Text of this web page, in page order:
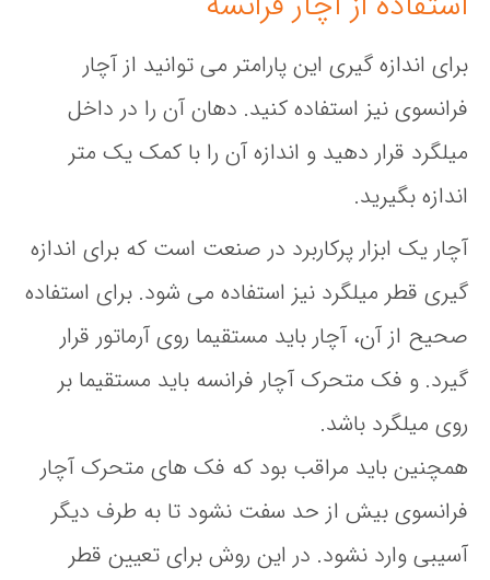
برای اندازه گیری این پارامتر می توانید از آچار
فرانسوی نیز استفاده کنید. دهان آن را در داخل
میلگرد قرار دهید و اندازه آن را با کمک یک متر
اندازه بگیرید.
آچار یک ابزار پرکاربرد در صنعت است که برای اندازه
گیری قطر میلگرد نیز استفاده می شود. برای استفاده
صحیح از آن، آچار باید مستقیما روی آرماتور قرار
گیرد. و فک متحرک آچار فرانسه باید مستقیما بر
روی میلگرد باشد.
همچنین باید مراقب بود که فک های متحرک آچار
فرانسوی بیش از حد سفت نشود تا به طرف دیگر
آسیبی وارد نشود. در این روش برای تعیین قطر